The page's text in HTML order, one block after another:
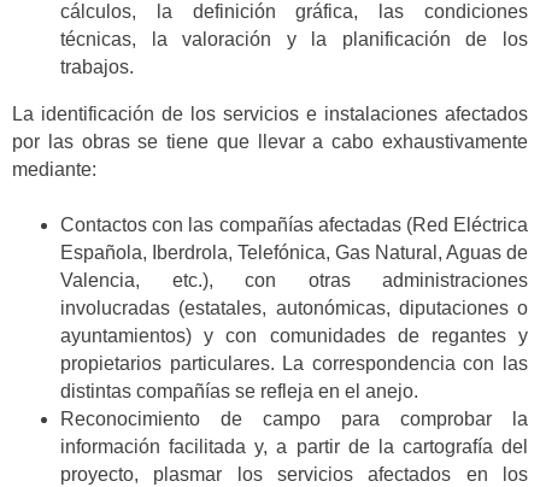
cálculos, la definición gráfica, las condiciones
técnicas, la valoración y la planificación de los
trabajos.
La identificación de los servicios e instalaciones afectados
por las obras se tiene que llevar a cabo exhaustivamente
mediante:
Contactos con las compañías afectadas (Red Eléctrica
Española, Iberdrola, Telefónica, Gas Natural, Aguas de
Valencia, etc.), con otras administraciones
involucradas (estatales, autonómicas, diputaciones o
ayuntamientos) y con comunidades de regantes y
propietarios particulares. La correspondencia con las
distintas compañías se refleja en el anejo.
Reconocimiento de campo para comprobar la
información facilitada y, a partir de la cartografía del
proyecto, plasmar los servicios afectados en los